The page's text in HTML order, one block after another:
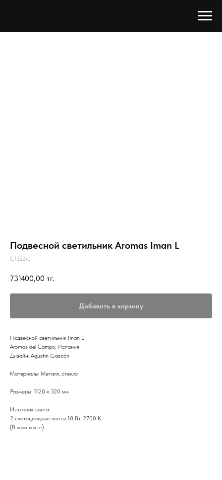
Подвесной светильник Aromas Iman L
C1322/L
731400,00 тг.
Добавить в корзину
Подвесной светильник Iman L
Aromas del Campo, Испания
Дизайн: Agustín Gascón
Материалы: Металл, стекло
Размеры: 1120 x 320 мм
Источник света:
2 светодиодные ленты 18 Вт, 2700 К
(В комплекте)